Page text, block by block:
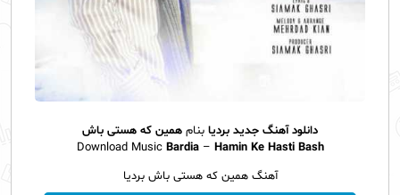
دانلود آهنگ جدید بردیا بنام همین که هستی باش
Download Music Bardia– Hamin Ke Hasti Bash
آهنگ همین که هستی باش بردیا